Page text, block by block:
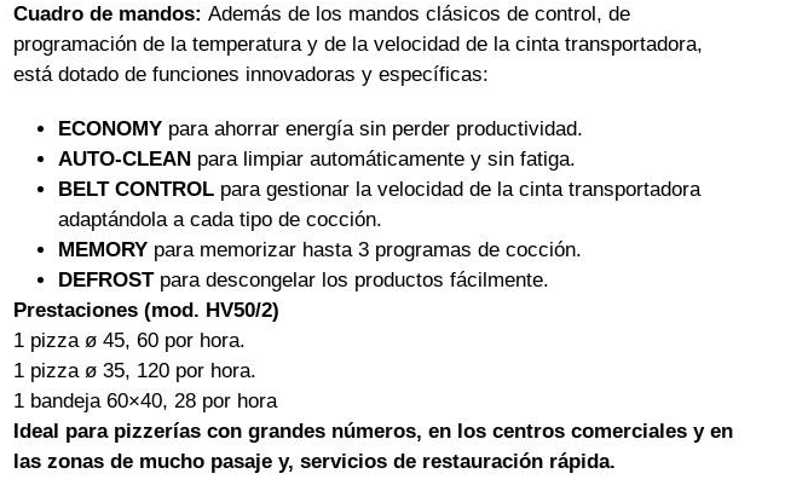
Cuadro de mandos: Además de los mandos clásicos de control, de
programación de la temperatura y de la velocidad de la cinta transportadora,
está dotado de funciones innovadoras y específicas:
ECONOMY para ahorrar energía sin perder productividad.
AUTO-CLEAN para limpiar automáticamente y sin fatiga.
BELT CONTROL para gestionar la velocidad de la cinta transportadora
adaptándola a cada tipo de cocción.
MEMORY para memorizar hasta 3 programas de cocción.
DEFROST para descongelar los productos fácilmente.
Prestaciones (mod. HV50/2)
1 pizza ø 45, 60 por hora.
1 pizza ø 35, 120 por hora.
1 bandeja 60×40, 28 por hora
Ideal para pizzerías con grandes números, en los centros comerciales y en
las zonas de mucho pasaje y, servicios de restauración rápida.